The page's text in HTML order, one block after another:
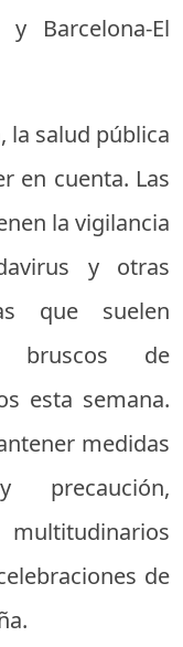
Barcelona-El
la salud pública
en cuenta. Las
la vigilancia
y otras
que suelen
bruscos de
esta semana.
medidas
de